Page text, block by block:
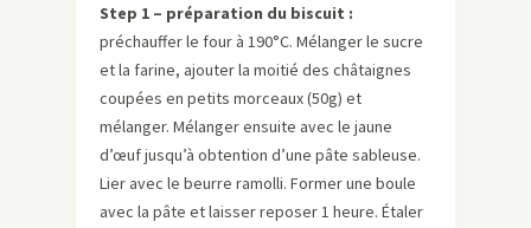
Step 1 – préparation du biscuit :
préchauffer le four à 190°C. Mélanger le sucre
et la farine, ajouter la moitié des châtaignes
coupées en petits morceaux (50g) et
mélanger. Mélanger ensuite avec le jaune
d’œuf jusqu’à obtention d’une pâte sableuse.
Lier avec le beurre ramolli. Former une boule
avec la pâte et laisser reposer 1 heure. Étaler